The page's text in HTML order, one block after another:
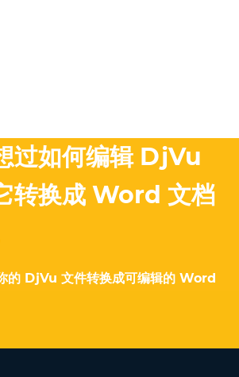
过如何编辑 DjVu
转换成 Word 文档
的 DjVu 文件转换成可编辑的 Word